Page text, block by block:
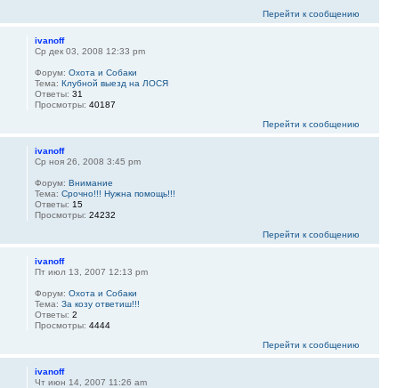
Перейти к сообщению
ivanoff
Ср дек 03, 2008 12:33 pm
Форум: Охота и Собаки
Тема: Клубной выезд на ЛОСЯ
Ответы: 31
Просмотры: 40187
Перейти к сообщению
ivanoff
Ср ноя 26, 2008 3:45 pm
Форум: Внимание
Тема: Срочно!!! Нужна помощь!!!
Ответы: 15
Просмотры: 24232
Перейти к сообщению
ivanoff
Пт июл 13, 2007 12:13 pm
Форум: Охота и Собаки
Тема: За козу ответиш!!!
Ответы: 2
Просмотры: 4444
Перейти к сообщению
ivanoff
Чт июн 14, 2007 11:26 am